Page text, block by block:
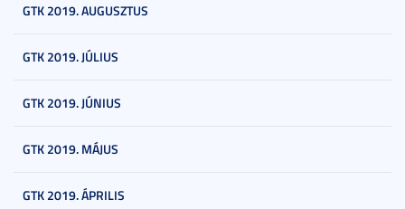
GTK 2019. AUGUSZTUS
GTK 2019. JÚLIUS
GTK 2019. JÚNIUS
GTK 2019. MÁJUS
GTK 2019. ÁPRILIS